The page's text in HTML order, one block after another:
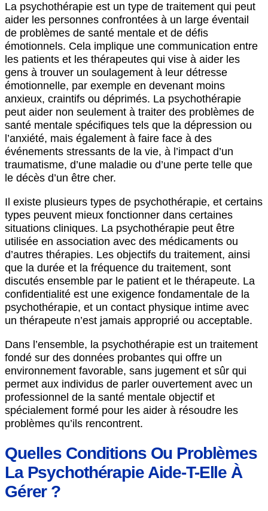
La psychothérapie est un type de traitement qui peut
aider les personnes confrontées à un large éventail
de problèmes de santé mentale et de défis
émotionnels. Cela implique une communication entre
les patients et les thérapeutes qui vise à aider les
gens à trouver un soulagement à leur détresse
émotionnelle, par exemple en devenant moins
anxieux, craintifs ou déprimés. La psychothérapie
peut aider non seulement à traiter des problèmes de
santé mentale spécifiques tels que la dépression ou
l’anxiété, mais également à faire face à des
événements stressants de la vie, à l’impact d’un
traumatisme, d’une maladie ou d’une perte telle que
le décès d’un être cher.
Il existe plusieurs types de psychothérapie, et certains
types peuvent mieux fonctionner dans certaines
situations cliniques. La psychothérapie peut être
utilisée en association avec des médicaments ou
d’autres thérapies. Les objectifs du traitement, ainsi
que la durée et la fréquence du traitement, sont
discutés ensemble par le patient et le thérapeute. La
confidentialité est une exigence fondamentale de la
psychothérapie, et un contact physique intime avec
un thérapeute n’est jamais approprié ou acceptable.
Dans l’ensemble, la psychothérapie est un traitement
fondé sur des données probantes qui offre un
environnement favorable, sans jugement et sûr qui
permet aux individus de parler ouvertement avec un
professionnel de la santé mentale objectif et
spécialement formé pour les aider à résoudre les
problèmes qu’ils rencontrent.
Quelles Conditions Ou Problèmes
La Psychothérapie Aide-T-Elle À
Gérer ?